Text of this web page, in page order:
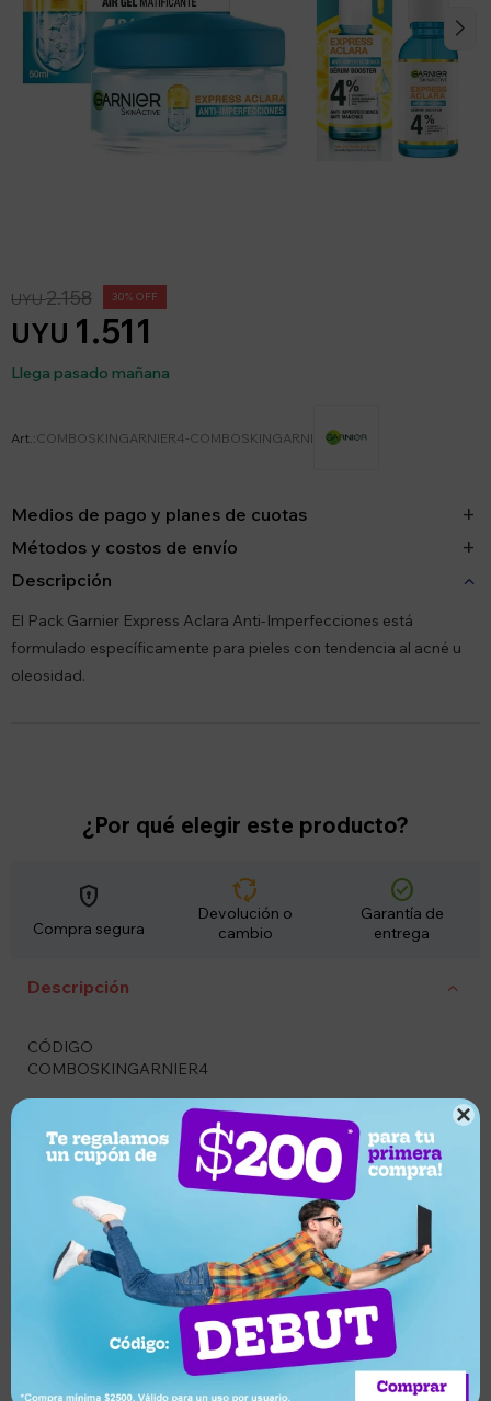

UYU 1.511
UYU2.158 30
Llega pasado mañana
COMBOSKINGARNIER4-COMBOSKINGARNI
Medios de pago y planes de cuotas
Métodos y costos de envío
Descripción
El Pack Garnier Express Aclara Anti-Imperfecciones está
formulado específicamente para pieles con tendencia al acné u
oleosidad.
¿Por qué elegir este producto?
encrypted
Compra segura
cycle
Devolución o
cambio
check_circle
Garantía de
entrega
Descripción
CÓDIGO
COMBOSKINGARNIER4
El Pack Garnier Express Aclara Anti-Imperfecciones está
formulado específicamente para pieles con tendencia al
acné u oleosidad. El Sérum combina Vitamina C con ácido
salicílico para tratar puntos negros y marcas, mientras que el
Gel Hidratante aporta la cantidad justa de agua que la piel
necesita sin sumar grasitud, manteniendo el rostro
equilibrado y fresco.
CARACTERÍSTICAS
Efecto matificante: El gel hidrata profundamente
manteniendo la piel libre de brillos molestos.